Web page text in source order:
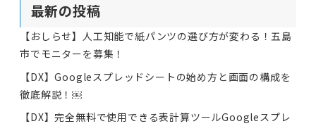
最新の投稿
【おしらせ】人工知能で紙パンツの選び方が変わる！五島
市でモニターを募集！
【DX】Googleスプレッドシートの始め方と画面の構成を
徹底解説！￼
【DX】完全無料で使用できる表計算ツールGoogleスプレ